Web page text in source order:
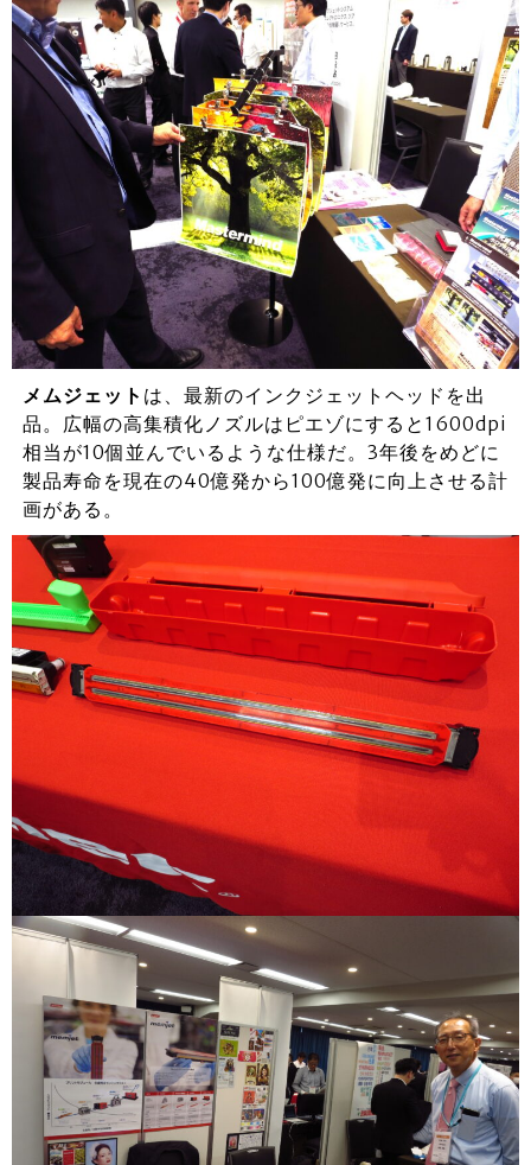
メムジェット は、最新のインクジェットヘッドを出
品。広幅の高集積化ノズルはピエゾにすると1600dpi
相当が10個並んでいるような仕様だ。3年後をめどに
製品寿命を現在の40億発から100億発に向上させる計
画がある。